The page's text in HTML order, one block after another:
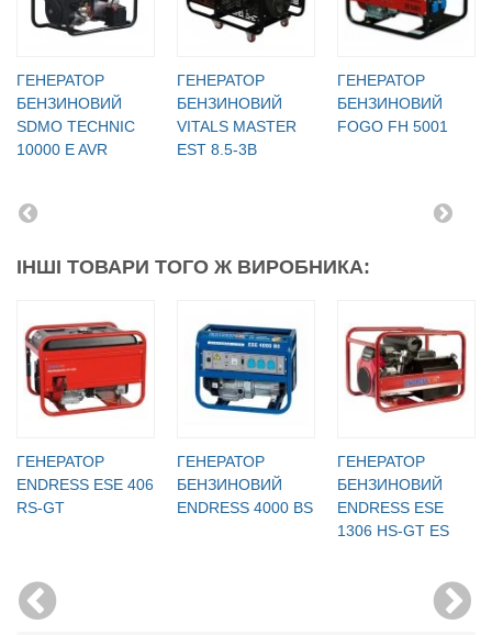
ГЕНЕРАТОР
БЕНЗИНОВИЙ
SDMO TECHNIC
10000 E AVR
ГЕНЕРАТОР
БЕНЗИНОВИЙ
VITALS MASTER
EST 8.5-3B
ГЕНЕРАТОР
БЕНЗИНОВИЙ
FOGO FH 5001
ІНШІ ТОВАРИ ТОГО Ж ВИРОБНИКА:
ГЕНЕРАТОР
ENDRESS ESE 406
RS-GT
ГЕНЕРАТОР
БЕНЗИНОВИЙ
ENDRESS 4000 BS
ГЕНЕРАТОР
БЕНЗИНОВИЙ
ENDRESS ESE
1306 HS-GT ES